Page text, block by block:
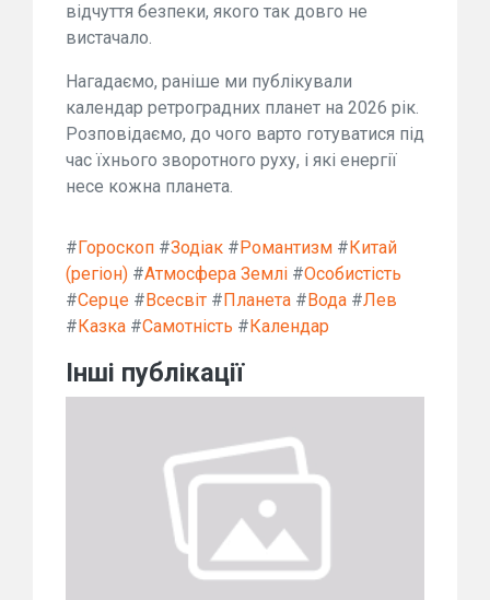
відчуття безпеки, якого так довго не
вистачало.
Нагадаємо, раніше ми публікували
календар ретроградних планет на 2026 рік.
Розповідаємо, до чого варто готуватися під
час їхнього зворотного руху, і які енергії
несе кожна планета.
# Гороскоп #Зодіак # Романтизм # Китай
(регіон) #Атмосфера Землі #Особистість
#Серце # Всесвіт # Планета # Вода #Лев
# Казка #Самотність # Календар
Інші публікації